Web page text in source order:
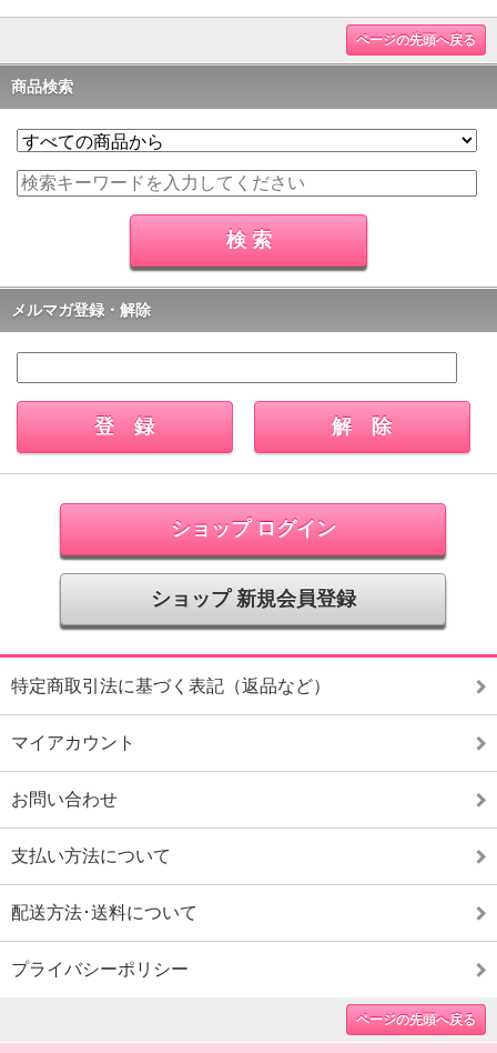
ページの先頭へ戻る
商品検索
メルマガ登録・解除
ショップ ログイン
ショップ 新規会員登録
特定商取引法に基づく表記（返品など）
マイアカウント
お問い合わせ
支払い方法について
配送方法･送料について
プライバシーポリシー
ページの先頭へ戻る